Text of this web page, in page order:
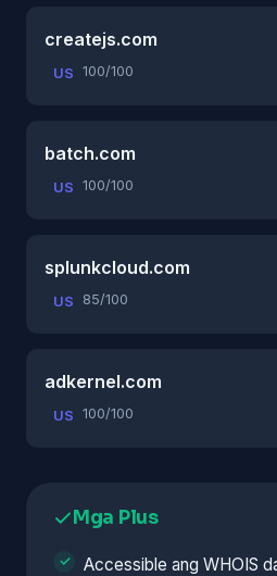
createjs.com
US 100/100
batch.com
US 100/100
splunkcloud.com
US 85/100
adkernel.com
US 100/100
Mga Plus
Accessible ang WHOIS